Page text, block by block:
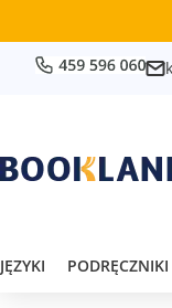
JĘZYKI PODRĘCZNIKI